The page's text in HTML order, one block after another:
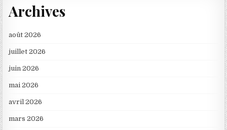
Archives
août 2026
juillet 2026
juin 2026
mai 2026
avril 2026
mars 2026